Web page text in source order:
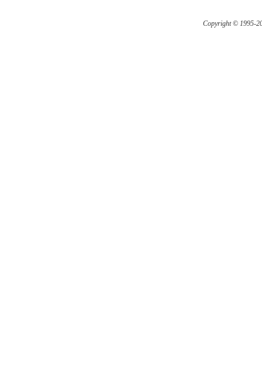
Copyright © 1995-